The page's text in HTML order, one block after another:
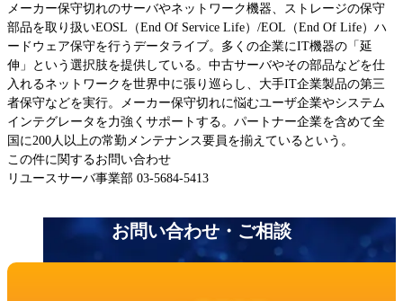
導入事例
セキュアIT機器適正処分(ITAD)
データライブの考えるセキュリティ
企業情報
会社概要
企業理念
事業内容
ニュース
代表メッセージ
メーカー保守切れのサーバやネットワーク機器、ストレージの保守
部品を取り扱いEOSL（End Of Service Life）/EOL（End Of Life）ハ
ードウェア保守を行うデータライブ。多くの企業にIT機器の「延
伸」という選択肢を提供している。中古サーバやその部品などを仕
入れるネットワークを世界中に張り巡らし、大手IT企業製品の第三
者保守などを実行。メーカー保守切れに悩むユーザ企業やシステム
インテグレータを力強くサポートする。パートナー企業を含めて全
国に200人以上の常勤メンテナンス要員を揃えているという。
この件に関するお問い合わせ
リユースサーバ事業部 03-5684-5413
お問い合わせ・ご相談